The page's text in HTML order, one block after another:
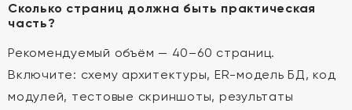
Сколько страниц должна быть практическая
часть?
Рекомендуемый объём — 40–60 страниц.
Включите: схему архитектуры, ER-модель БД, код
модулей, тестовые скриншоты, результаты